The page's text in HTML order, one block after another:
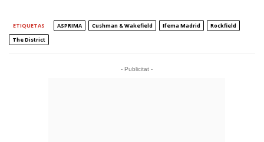
ETIQUETAS ASPRIMA Cushman & Wakefield Ifema Madrid
Rockfield
The District
- Publicitat -